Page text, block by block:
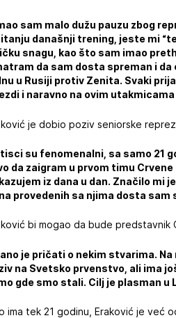
sam malo dužu pauzu zbog
današnji trening, jeste mi
snagu, kao što sam imao
da sam dosta spreman i
u Rusiji protiv Zenita. Svaki
i naravno na ovim
je dobio poziv seniorske
su fenomenalni, sa samo 21
da zaigram u prvom timu
iz dana u dan. Značilo mi
provedenih sa njima dosta sam
bi mogao da bude
je pričati o nekim stvarima.
na Svetsko prvenstvo, ali ima
gde smo stali. Cilj je plasman u
ima tek 21 godinu, Eraković je već